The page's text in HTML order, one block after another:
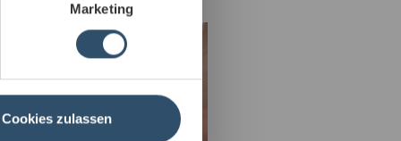
Marketing
Cookies zulassen